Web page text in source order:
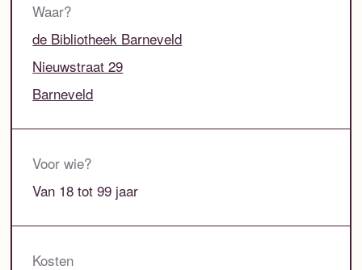
Waar?
de Bibliotheek Barneveld
Nieuwstraat 29
Barneveld
Voor wie?
Van 18 tot 99 jaar
Kosten